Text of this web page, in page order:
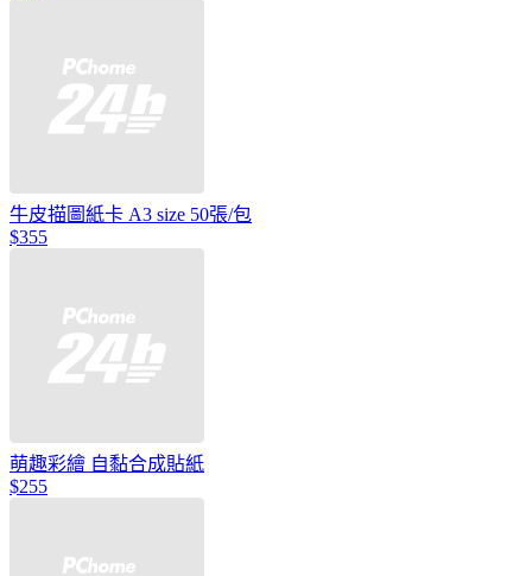
牛皮描圖紙卡 A3 size 50張/包
$355
萌趣彩繪 自黏合成貼紙
$255